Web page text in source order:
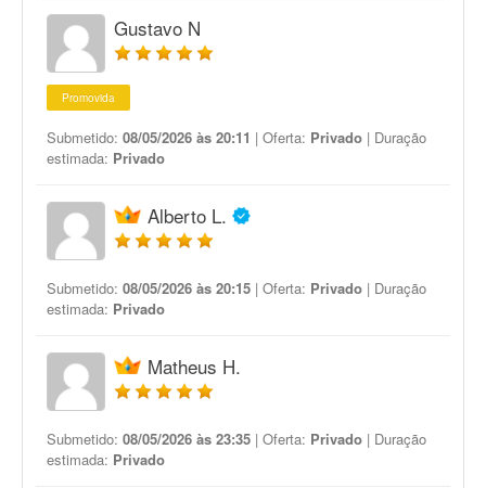
Gustavo N
Promovida
Submetido: 08/05/2026 às 20:11 | Oferta: Privado | Duração
estimada: Privado
Alberto L.
Submetido: 08/05/2026 às 20:15 | Oferta: Privado | Duração
estimada: Privado
Matheus H.
Submetido: 08/05/2026 às 23:35 | Oferta: Privado | Duração
estimada: Privado